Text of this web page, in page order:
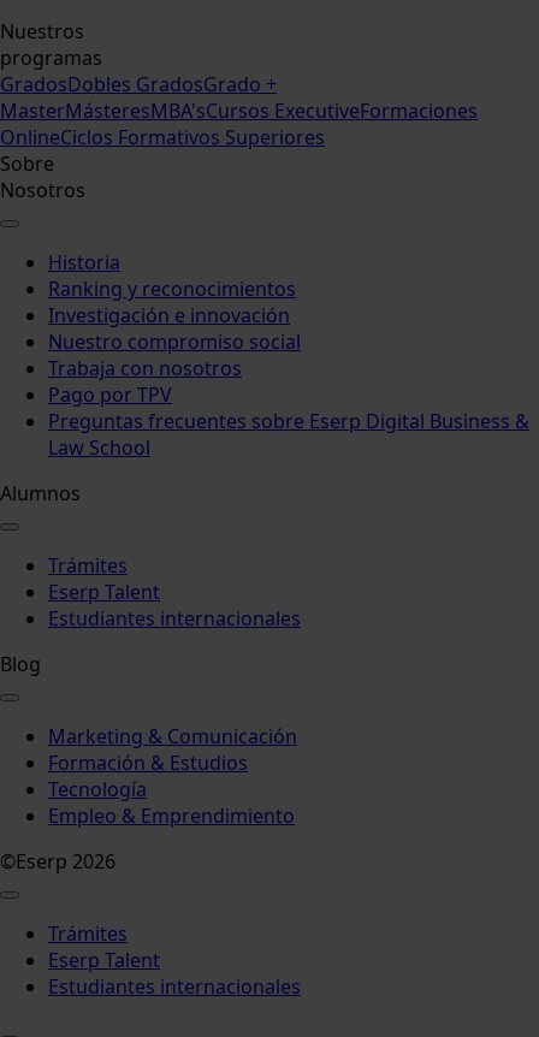
Nuestros
programas
GradosDobles GradosGrado +
MasterMásteresMBA'sCursos ExecutiveFormaciones
OnlineCiclos Formativos Superiores
Sobre
Nosotros
Historia
Ranking y reconocimientos
Investigación e innovación
Nuestro compromiso social
Trabaja con nosotros
Pago por TPV
Preguntas frecuentes sobre Eserp Digital Business &
Law School
Alumnos
Trámites
Eserp Talent
Estudiantes internacionales
Blog
Marketing & Comunicación
Formación & Estudios
Tecnología
Empleo & Emprendimiento
©Eserp 2026
Trámites
Eserp Talent
Estudiantes internacionales